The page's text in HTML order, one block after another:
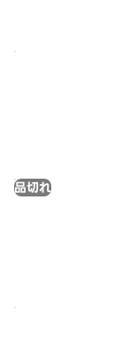
品切れ